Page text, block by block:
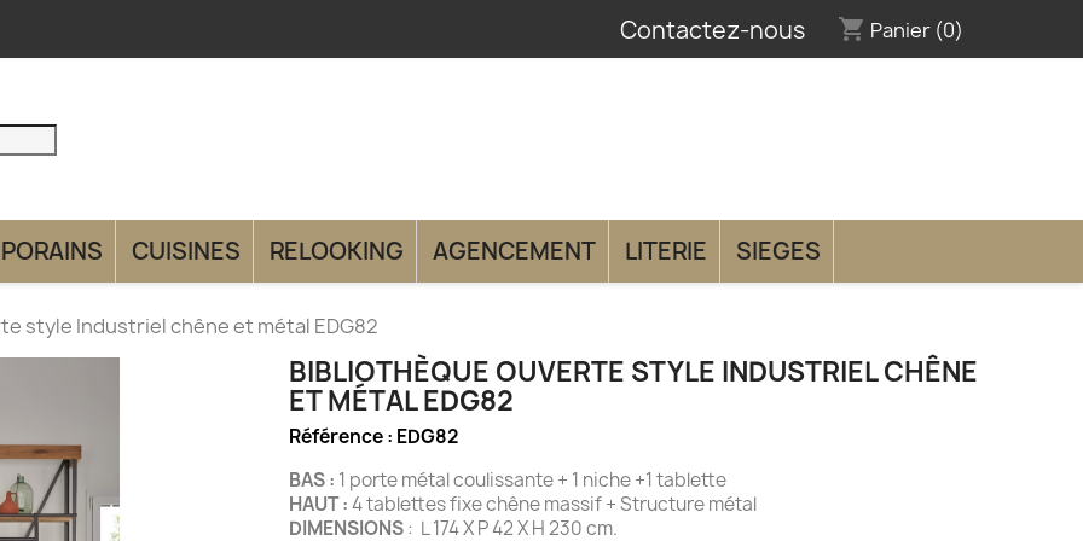
Contactez-nous shopping_cart Panier (0)
CUISINES RELOOKING AGENCEMENT LITERIE SIEGES
style Industriel chêne et métal EDG82
BIBLIOTHÈQUE OUVERTE STYLE INDUSTRIEL CHÊNE
ET MÉTAL EDG82
Référence : EDG82
BAS : 1 porte métal coulissante + 1 niche +1 tablette
HAUT :4 tablettes fixe chêne massif + Structure métal
DIMENSIONS: L 174 X P 42 X H 230 cm.